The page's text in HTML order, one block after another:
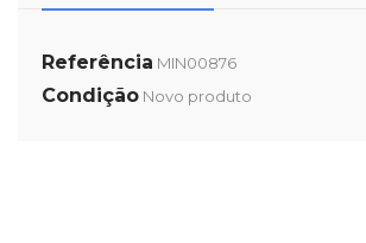
Referência MIN00876
Condição Novo produto